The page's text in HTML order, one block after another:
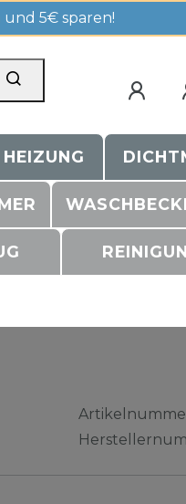
und 5€ sparen!
HEIZUNG